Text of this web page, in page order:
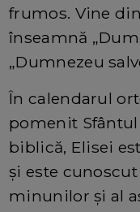
frumos. Vine
înseamnă
„Dumnezeu
În calendarul
pomenit
biblică, Elisei
și este
minunilor și al